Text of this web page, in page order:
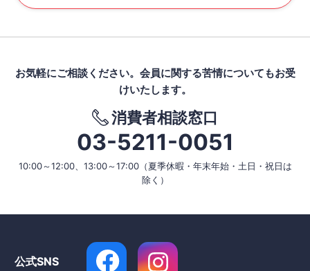
お気軽にご相談ください。 会員に関する苦情についてもお受
けいたします。
消費者相談窓口
03-5211-0051
10:00～12:00、13:00～17:00（夏季休暇・年末年始・土日・祝日は
除く）
公式SNS